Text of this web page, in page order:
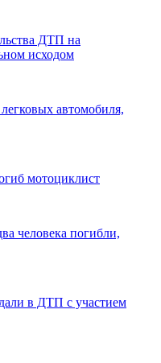
ДТП на
исходом
автомобиля,
мотоциклист
человека погибли,
в ДТП с участием